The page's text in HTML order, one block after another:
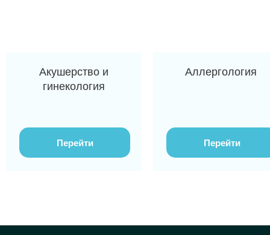
Акушерство и
гинекология
Перейти
Аллергология
Перейти